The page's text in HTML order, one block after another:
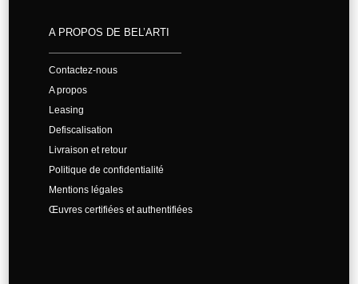
A PROPOS DE BEL’ARTI
Contactez-nous
A propos
Leasing
Defiscalisation
Livraison et retour
Politique de confidentialité
Mentions légales
Œuvres certifiées et authentifiées